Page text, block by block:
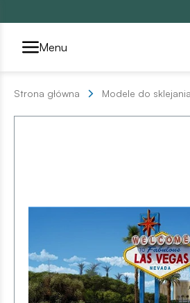
Przełącznik
Menu
Strona główna Modele do sklejania